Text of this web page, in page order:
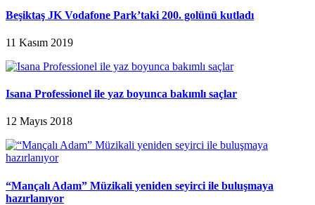
Beşiktaş JK Vodafone Park’taki 200. golünü kutladı
11 Kasım 2019
Isana Professionel ile yaz boyunca bakımlı saçlar
12 Mayıs 2018
“Mançalı Adam” Müzikali yeniden seyirci ile buluşmaya
hazırlanıyor